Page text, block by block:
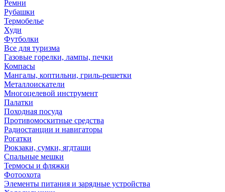
Ремни
Рубашки
Термобелье
Худи
Футболки
Все для туризма
Газовые горелки, лампы, печки
Компасы
Мангалы, коптильни, гриль-решетки
Металлоискатели
Многоцелевой инструмент
Палатки
Походная посуда
Противомоскитные средства
Радиостанции и навигаторы
Рогатки
Рюкзаки, сумки, ягдташи
Спальные мешки
Термосы и фляжки
Фотоохота
Элементы питания и зарядные устройства